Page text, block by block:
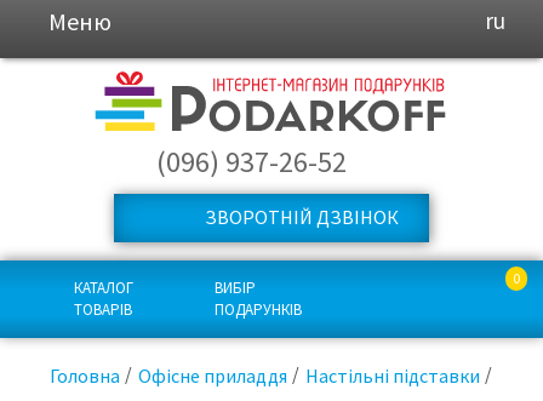
Меню ru
(096) 937-26-52
ЗВОРОТНІЙ ДЗВІНОК
КАТАЛОГ
ТОВАРІВ
ВИБІР
ПОДАРУНКІВ
0
Головна Офісне приладдя Настільні підставки